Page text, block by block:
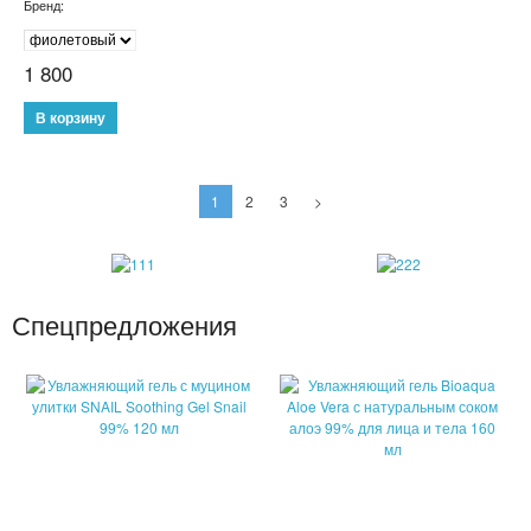
ДЕТСКИЕ ЧАСЫ С GPS
АКСЕССУАРЫ ДЛЯ ТЕЛЕФОНОВ
ТВ ПРИСТАВКИ
Бренд:
1 800
1 2 3 >
Спецпредложения